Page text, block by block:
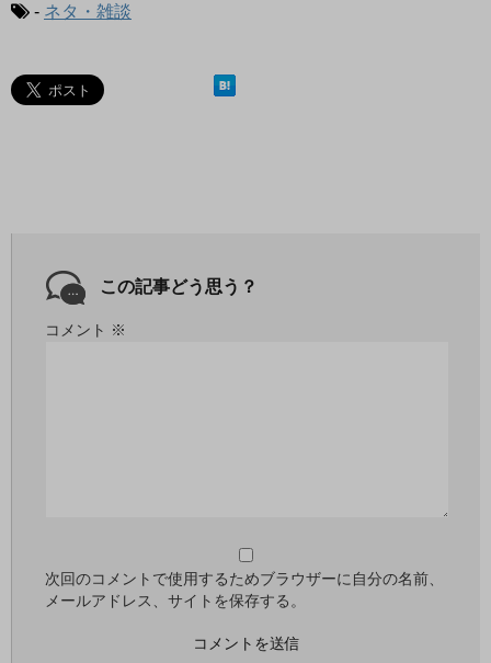
- ネタ・雑談
この記事どう思う？
コメント ※
次回のコメントで使用するためブラウザーに自分の名前、
メールアドレス、サイトを保存する。